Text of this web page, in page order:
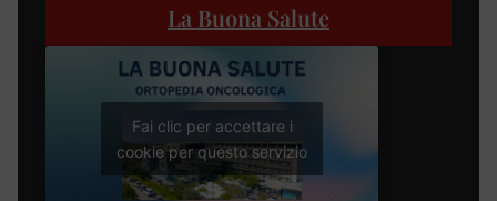
La Buona Salute
Fai clic per accettare i
cookie per questo servizio